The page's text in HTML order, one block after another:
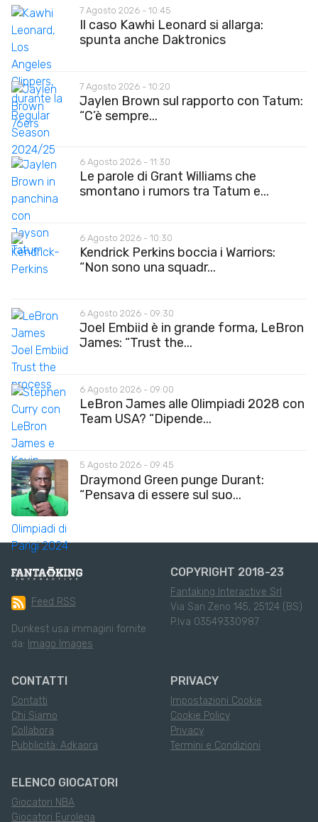
7 Agosto 2026 - 10:45
Il caso Kawhi Leonard si allarga:
spunta anche Daktronics
7 Agosto 2026 - 10:20
Jaylen Brown sul rapporto con Tatum:
“C’è sempre...
6 Agosto 2026 - 11:30
Le parole di Grant Williams che
smontano i rumors tra Tatum e...
6 Agosto 2026 - 10:30
Kendrick Perkins boccia i Warriors:
“Non sono una squadr...
6 Agosto 2026 - 09:30
Joel Embiid è in grande forma, LeBron
James: “Trust the...
6 Agosto 2026 - 09:00
LeBron James alle Olimpiadi 2028 con
Team USA? “Dipende...
5 Agosto 2026 - 09:45
Draymond Green punge Durant:
“Pensava di essere sul suo...
Feed RSS
Dunkest usa immagini fornite
da: Imago Images
COPYRIGHT 2018-23
Fantaking Interactive Srl
Via San Zeno 145, 25124 (BS)
P.Iva 03549330987
CONTATTI
Contatti
Chi Siamo
Collabora
Pubblicità: Adkaora
PRIVACY
Impostazioni Cookie
Cookie Policy
Privacy
Termini e Condizioni
ELENCO GIOCATORI
Giocatori NBA
Giocatori Eurolega